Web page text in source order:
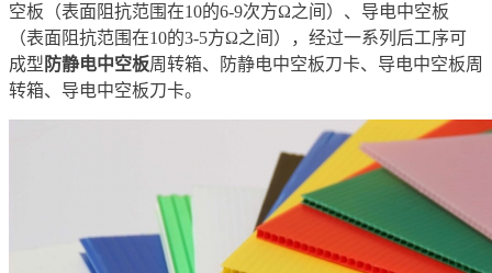
空板（表面阻抗范围在10的6-9次方Ω之间）、导电中空板
（表面阻抗范围在10的3-5方Ω之间），经过一系列后工序可
成型 防静电中空板周转箱、防静电中空板刀卡、导电中空板周
转箱、导电中空板刀卡。